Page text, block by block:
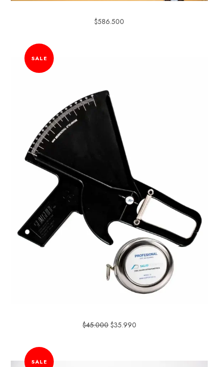
$586.500
SALE
$45.000 $35.990
SALE